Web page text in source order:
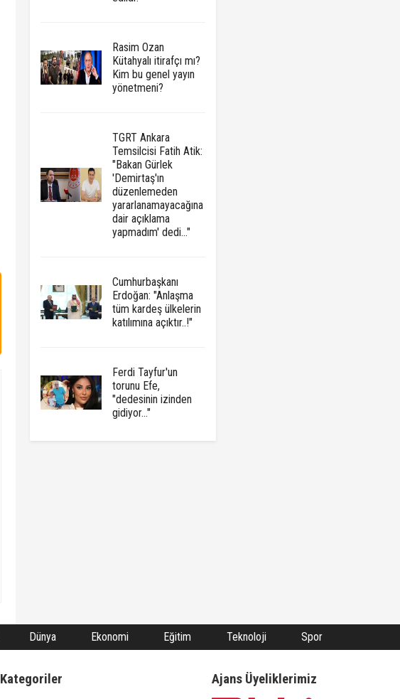
Rasim Ozan
Kütahyalı itirafçı mı?
Kim bu genel yayın
yönetmeni?
TGRT Ankara
Temsilcisi Fatih Atik:
"Bakan Gürlek
'Demirtaş'ın
düzenlemeden
yararlanamayacağına
dair açıklama
yapmadım' dedi..."
Cumhurbaşkanı
Erdoğan: "Anlaşma
tüm kardeş ülkelerin
katılımına açıktır..!"
Ferdi Tayfur'un
torunu Efe,
"dedesinin izinden
gidiyor..."
Dünya Ekonomi Eğitim Teknoloji Spor
Kategoriler Ajans Üyeliklerimiz